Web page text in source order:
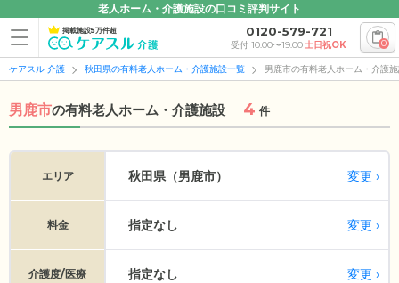
老人ホーム・介護施設の口コミ評判サイト
掲載施設5万件超 0120-579-721
受付 10:00〜19:00土日祝OK 0
ケアスル 介護 秋田県の有料老人ホーム・介護施設一覧 男鹿市の有料老人ホーム・介護
男鹿市の有料老人ホーム・介護施設 4 件
エリア 秋田県（男鹿市） 変更
料金 指定なし 変更
介護度/医療 指定なし 変更